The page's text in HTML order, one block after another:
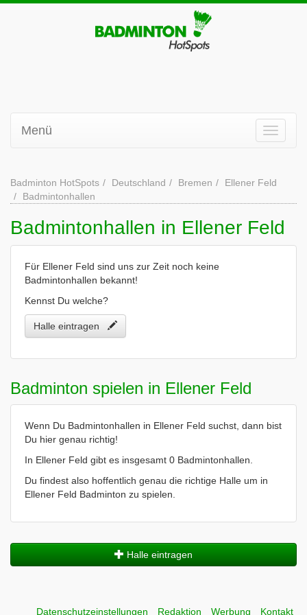
Menü
Badminton HotSpots Deutschland Bremen
Ellener Feld
Badmintonhallen
Badmintonhallen in Ellener Feld
Für Ellener Feld sind uns zur Zeit noch keine
Badmintonhallen bekannt!
Kennst Du welche?
Halle eintragen
Badminton spielen in Ellener Feld
Wenn Du Badmintonhallen in Ellener Feld suchst, dann bist
Du hier genau richtig!
In Ellener Feld gibt es insgesamt 0 Badmintonhallen.
Du findest also hoffentlich genau die richtige Halle um in
Ellener Feld Badminton zu spielen.
Halle eintragen
Datenschutzeinstellungen Redaktion Werbung Kontakt